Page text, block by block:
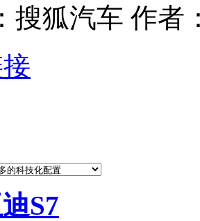
搜狐汽车 作者
S7